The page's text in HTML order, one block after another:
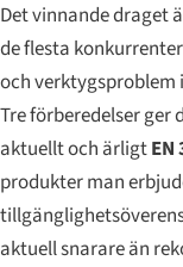
Det vinnande draget
de flesta
och
Tre förberedelser
aktuellt och ärligt
produkter man
aktuell snarare än